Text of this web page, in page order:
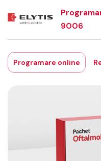
9006
Programare online